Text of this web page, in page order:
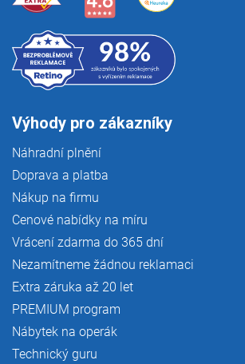
Výhody pro zákazníky
Náhradní plnění
Doprava a platba
Nákup na firmu
Cenové nabídky na míru
Vrácení zdarma do 365 dní
Nezamítneme žádnou reklamaci
Extra záruka až 20 let
PREMIUM program
Nábytek na operák
Technický guru